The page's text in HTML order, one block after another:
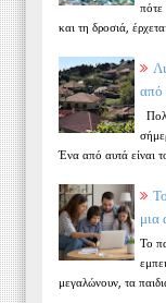
πότε
και τη δροσιά,
από
Ένα από αυτά είναι
μια
Το
μεγαλώνουν, τα